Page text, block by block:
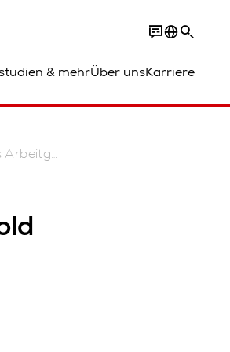
& mehrÜber unsKarriere